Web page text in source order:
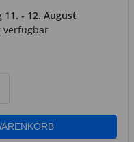
11. - 12. August
verfügbar